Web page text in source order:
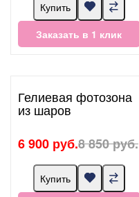
Купить
Заказать в 1 клик
Гелиевая фотозона
из шаров
6 900 руб.8 850 руб.
Купить